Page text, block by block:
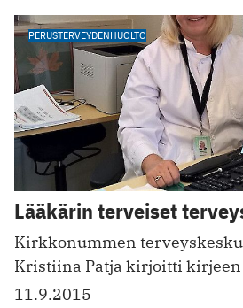
PERUSTERVEYDENHUOLTO
Lääkärin terveiset
Kirkkonummen
Kristiina Patja kirjoitti kirjeen
11.9.2015